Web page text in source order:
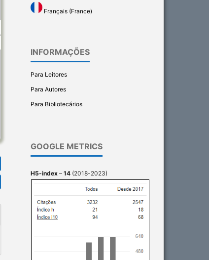
Français (France)
INFORMAÇÕES
Para Leitores
Para Autores
Para Bibliotecários
GOOGLE METRICS
H5-index – 14 (2018-2023)